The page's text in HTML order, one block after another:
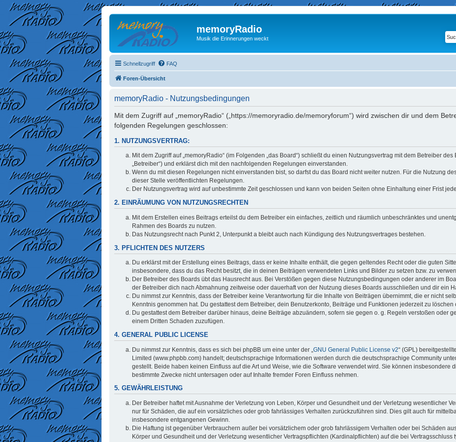
memoryRadio
Musik die Erinnerungen weckt
Schnellzugriff FAQ
Foren-Übersicht
memoryRadio - Nutzungsbedingungen
Mit dem Zugriff auf „memoryRadio“ („https://memoryradio.de/memoryforum“) wird zwischen dir und dem
folgenden Regelungen geschlossen:
1. NUTZUNGSVERTRAG:
Mit dem Zugriff auf „memoryRadio“ (im Folgenden „das Board“) schließt du einen Nutzungsvertrag mit dem Betreiber
„Betreiber“) und erklärst dich mit den nachfolgenden Regelungen einverstanden.
Wenn du mit diesen Regelungen nicht einverstanden bist, so darfst du das Board nicht weiter nutzen. Für die Nutzung
dieser Stelle veröffentlichten Regelungen.
Der Nutzungsvertrag wird auf unbestimmte Zeit geschlossen und kann von beiden Seiten ohne Einhaltung einer Frist
2. EINRÄUMUNG VON NUTZUNGSRECHTEN
Mit dem Erstellen eines Beitrags erteilst du dem Betreiber ein einfaches, zeitlich und räumlich unbeschränktes und
Rahmen des Boards zu nutzen.
Das Nutzungsrecht nach Punkt 2, Unterpunkt a bleibt auch nach Kündigung des Nutzungsvertrages bestehen.
3. PFLICHTEN DES NUTZERS
Du erklärst mit der Erstellung eines Beitrags, dass er keine Inhalte enthält, die gegen geltendes Recht oder die guten
insbesondere, dass du das Recht besitzt, die in deinen Beiträgen verwendeten Links und Bilder zu setzen bzw. zu
Der Betreiber des Boards übt das Hausrecht aus. Bei Verstößen gegen diese Nutzungsbedingungen oder anderer im
der Betreiber dich nach Abmahnung zeitweise oder dauerhaft von der Nutzung dieses Boards ausschließen und dir ein
Du nimmst zur Kenntnis, dass der Betreiber keine Verantwortung für die Inhalte von Beiträgen übernimmt, die er nicht
Kenntnis genommen hat. Du gestattest dem Betreiber, dein Benutzerkonto, Beiträge und Funktionen jederzeit zu löschen
Du gestattest dem Betreiber darüber hinaus, deine Beiträge abzuändern, sofern sie gegen o. g. Regeln verstoßen oder
einem Dritten Schaden zuzufügen.
4. GENERAL PUBLIC LICENSE
Du nimmst zur Kenntnis, dass es sich bei phpBB um eine unter der „ GNU General Public License v2“ (GPL)
Limited (www.phpbb.com) handelt; deutschsprachige Informationen werden durch die deutschsprachige Community
gestellt. Beide haben keinen Einfluss auf die Art und Weise, wie die Software verwendet wird. Sie können insbesondere
bestimmte Zwecke nicht untersagen oder auf Inhalte fremder Foren Einfluss nehmen.
5. GEWÄHRLEISTUNG
Der Betreiber haftet mit Ausnahme der Verletzung von Leben, Körper und Gesundheit und der Verletzung wesentlicher
nur für Schäden, die auf ein vorsätzliches oder grob fahrlässiges Verhalten zurückzuführen sind. Dies gilt auch für
insbesondere entgangenen Gewinn.
Die Haftung ist gegenüber Verbrauchern außer bei vorsätzlichem oder grob fahrlässigem Verhalten oder bei Schäden
Körper und Gesundheit und der Verletzung wesentlicher Vertragspflichten (Kardinalpflichten) auf die bei Vertragsschluss